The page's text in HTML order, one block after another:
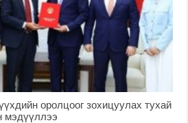
оролцоог зохицуулах тухай
мэдүүллээ